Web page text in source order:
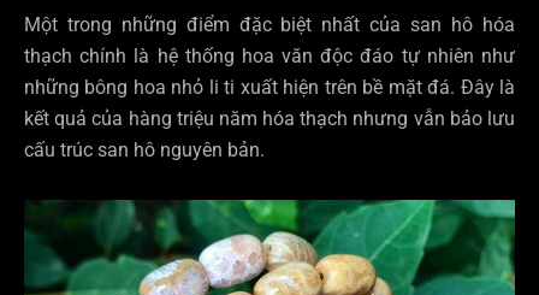
Một trong những điểm đặc biệt nhất của san hô hóa
thạch chính là hệ thống hoa văn độc đáo tự nhiên như
những bông hoa nhỏ li ti xuất hiện trên bề mặt đá. Đây là
kết quả của hàng triệu năm hóa thạch nhưng vẫn bảo lưu
cấu trúc san hô nguyên bản.